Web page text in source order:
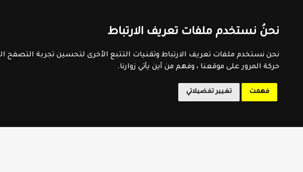
نحنُ نستخدم ملفات تعريف الارتباط
نحن نستخدم ملفات تعريف الارتباط وتقنيات التتبع الأخرى لتحسين تجربة
حركة المرور على موقعنا ، وفهم من أين يأتي زوارنا.
فهمت تغيير تفضيلاتي